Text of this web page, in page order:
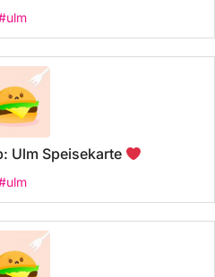
Ulm Speisekarte